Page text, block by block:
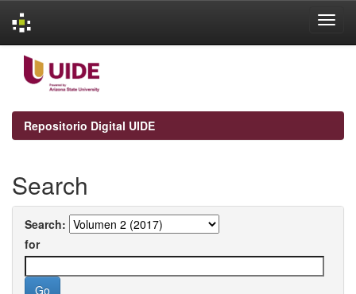
navigation
Repositorio Digital UIDE
Search
Search:
for